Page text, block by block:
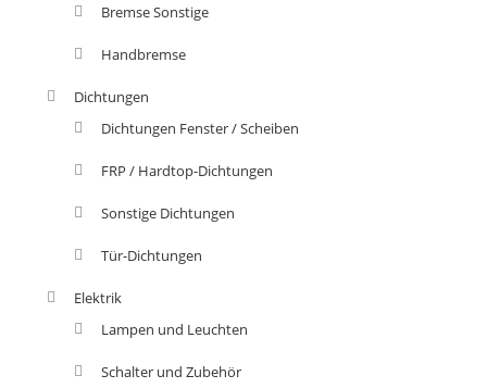
Bremse Sonstige
Handbremse
Dichtungen
Dichtungen Fenster / Scheiben
FRP / Hardtop-Dichtungen
Sonstige Dichtungen
Tür-Dichtungen
Elektrik
Lampen und Leuchten
Schalter und Zubehör